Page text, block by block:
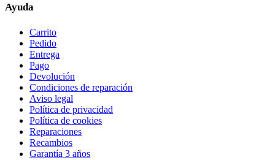
Ayuda
Carrito
Pedido
Entrega
Pago
Devolución
Condiciones de reparación
Aviso legal
Política de privacidad
Política de cookies
Reparaciones
Recambios
Garantía 3 años